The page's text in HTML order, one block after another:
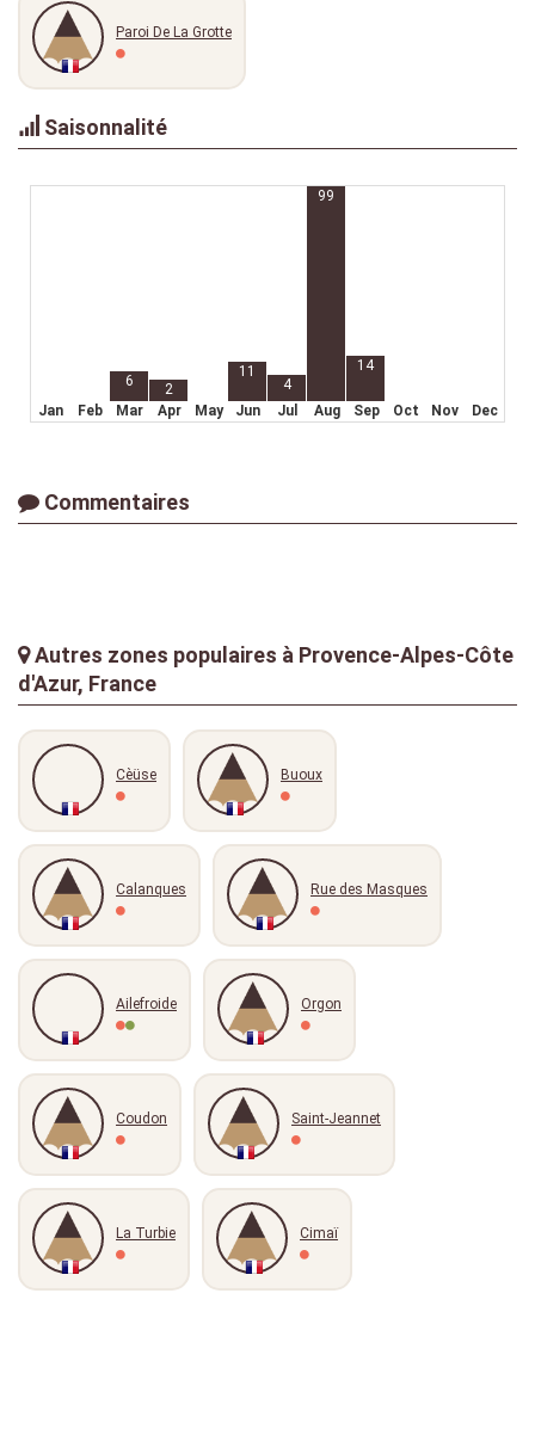
Paroi De La Grotte
Saisonnalité
6 2
11
4
99
14
Jan Feb Mar Apr May Jun Jul Aug Sep Oct Nov Dec
Commentaires
Autres zones populaires à Provence-Alpes-Côte
d'Azur, France
Cèüse Buoux
Calanques Rue des Masques
Ailefroide Orgon
Coudon Saint-Jeannet
La Turbie Cimaï